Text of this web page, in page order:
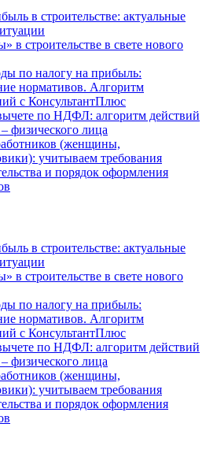
в строительстве: актуальные
в строительстве в свете нового
по налогу на прибыль:
нормативов. Алгоритм
с КонсультантПлюс
по НДФЛ: алгоритм действий
физического лица
(женщины,
учитываем требования
и порядок оформления
в строительстве: актуальные
в строительстве в свете нового
по налогу на прибыль:
нормативов. Алгоритм
с КонсультантПлюс
по НДФЛ: алгоритм действий
физического лица
(женщины,
учитываем требования
и порядок оформления